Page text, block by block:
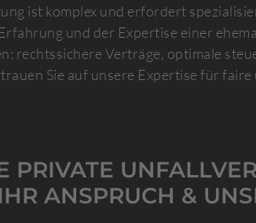
ist komplex und erfordert
und der Expertise einer
rechtssichere Verträge, optimale
Sie auf unsere Expertise für
PRIVATE
ANSPRUCH &